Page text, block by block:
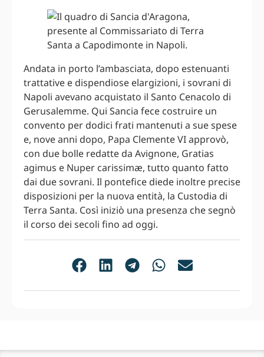
Andata in porto l’ambasciata, dopo estenuanti
trattative e dispendiose elargizioni, i sovrani di
Napoli avevano acquistato il Santo Cenacolo di
Gerusalemme. Qui Sancia fece costruire un
convento per dodici frati mantenuti a sue spese
e, nove anni dopo, Papa Clemente VI approvò,
con due bolle redatte da Avignone, Gratias
agimus e Nuper carissimæ, tutto quanto fatto
dai due sovrani. Il pontefice diede inoltre precise
disposizioni per la nuova entità, la Custodia di
Terra Santa. Così iniziò una presenza che segnò
il corso dei secoli fino ad oggi.